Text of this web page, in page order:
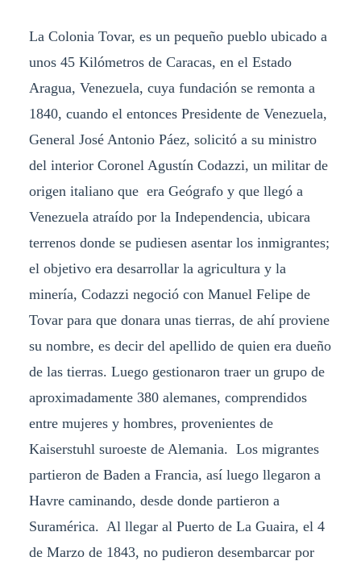
La Colonia Tovar, es un pequeño pueblo ubicado a
unos 45 Kilómetros de Caracas, en el Estado
Aragua, Venezuela, cuya fundación se remonta a
1840, cuando el entonces Presidente de Venezuela,
General José Antonio Páez, solicitó a su ministro
del interior Coronel Agustín Codazzi, un militar de
origen italiano que era Geógrafo y que llegó a
Venezuela atraído por la Independencia, ubicara
terrenos donde se pudiesen asentar los inmigrantes;
el objetivo era desarrollar la agricultura y la
minería, Codazzi negoció con Manuel Felipe de
Tovar para que donara unas tierras, de ahí proviene
su nombre, es decir del apellido de quien era dueño
de las tierras. Luego gestionaron traer un grupo de
aproximadamente 380 alemanes, comprendidos
entre mujeres y hombres, provenientes de
Kaiserstuhl suroeste de Alemania. Los migrantes
partieron de Baden a Francia, así luego llegaron a
Havre caminando, desde donde partieron a
Suramérica. Al llegar al Puerto de La Guaira, el 4
de Marzo de 1843, no pudieron desembarcar por